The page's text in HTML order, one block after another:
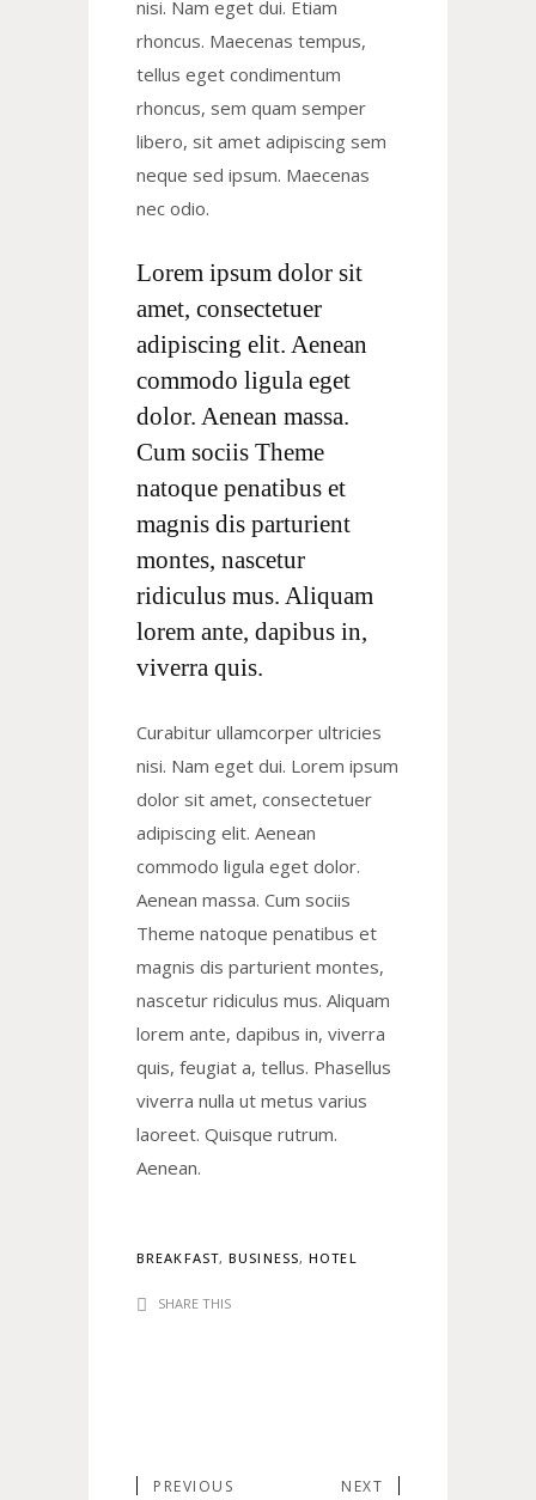
nisi. Nam eget dui. Etiam
rhoncus. Maecenas tempus,
tellus eget condimentum
rhoncus, sem quam semper
libero, sit amet adipiscing sem
neque sed ipsum. Maecenas
nec odio.
Lorem ipsum dolor sit
amet, consectetuer
adipiscing elit. Aenean
commodo ligula eget
dolor. Aenean massa.
Cum sociis Theme
natoque penatibus et
magnis dis parturient
montes, nascetur
ridiculus mus. Aliquam
lorem ante, dapibus in,
viverra quis.
Curabitur ullamcorper ultricies
nisi. Nam eget dui. Lorem ipsum
dolor sit amet, consectetuer
adipiscing elit. Aenean
commodo ligula eget dolor.
Aenean massa. Cum sociis
Theme natoque penatibus et
magnis dis parturient montes,
nascetur ridiculus mus. Aliquam
lorem ante, dapibus in, viverra
quis, feugiat a, tellus. Phasellus
viverra nulla ut metus varius
laoreet. Quisque rutrum.
Aenean.
BREAKFAST,BUSINESS,HOTEL
SHARE THIS
PREVIOUS NEXT